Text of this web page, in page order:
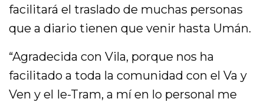
facilitará el traslado de muchas personas
que a diario tienen que venir hasta Umán.
“Agradecida con Vila, porque nos ha
facilitado a toda la comunidad con el Va y
Ven y el Ie-Tram, a mí en lo personal me